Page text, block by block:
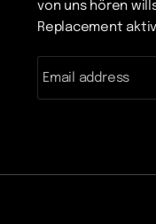
von uns hören
Replacement